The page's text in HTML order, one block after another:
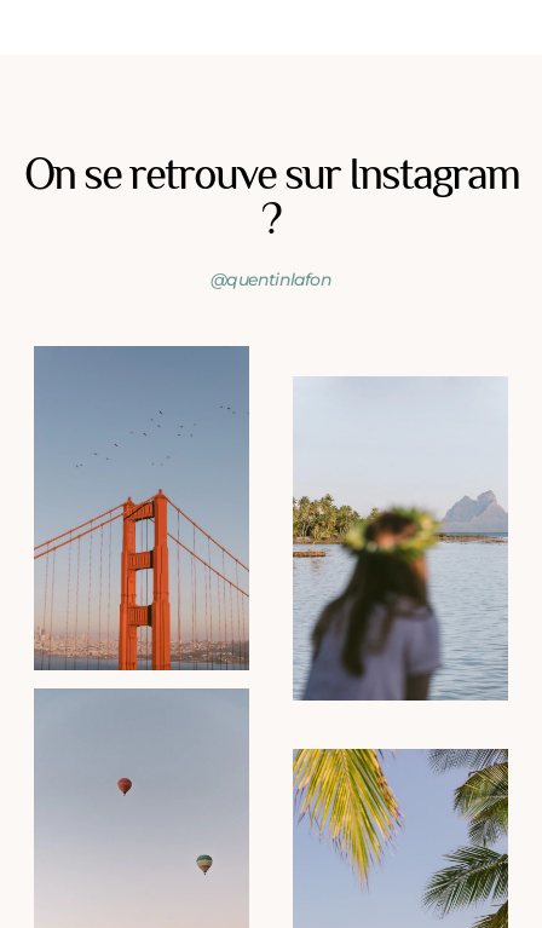
On se retrouve sur Instagram
?
@quentinlafon